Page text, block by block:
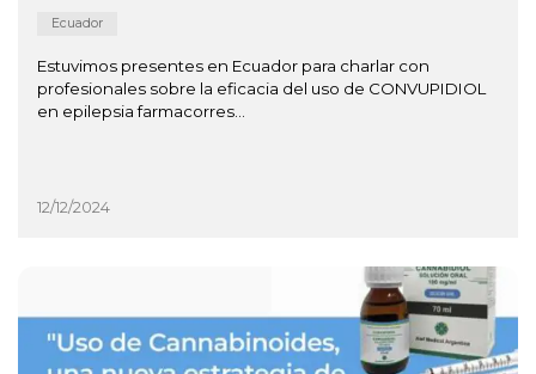
Ecuador
Estuvimos presentes en Ecuador para charlar con
profesionales sobre la eficacia del uso de CONVUPIDIOL
en epilepsia farmacorres...
12/12/2024